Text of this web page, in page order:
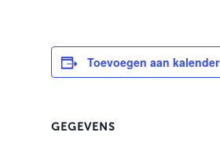
Toevoegen aan kalender
GEGEVENS